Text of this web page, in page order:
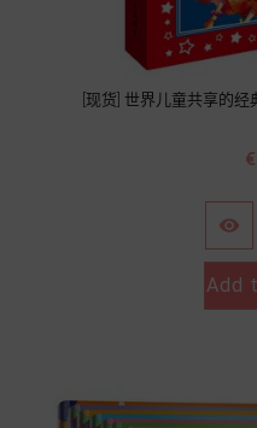
[现货] 世界儿童共享的经

Add